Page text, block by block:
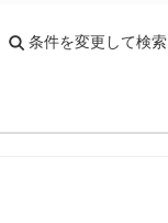
条件を変更して検索